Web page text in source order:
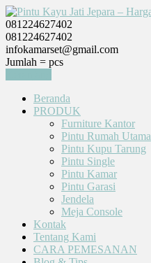
081224627402
081224627402
infokamarset@gmail.com
Jumlah = pcs
Beranda
PRODUK
Furniture Kantor
Pintu Rumah Utama
Pintu Kupu Tarung
Pintu Single
Pintu Kamar
Pintu Garasi
Jendela
Meja Console
Kontak
Tentang Kami
CARA PEMESANAN